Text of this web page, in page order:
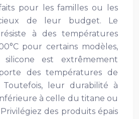
pour les familles ou les
de leur budget. Le
à des températures
pour certains modèles,
est extrêmement
des températures de
Toutefois, leur durabilité à
à celle du titane ou
des produits épais